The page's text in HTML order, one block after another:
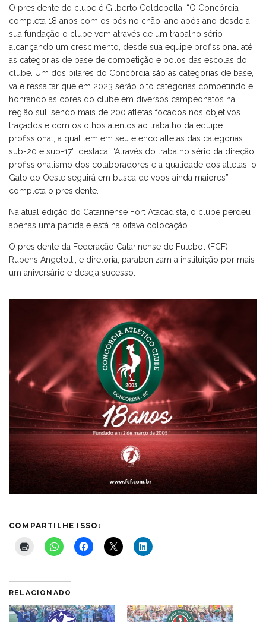
O presidente do clube é Gilberto Coldebella. “O Concórdia
completa 18 anos com os pés no chão, ano após ano desde a
sua fundação o clube vem através de um trabalho sério
alcançando um crescimento, desde sua equipe profissional até
as categorias de base de competição e polos das escolas do
clube. Um dos pilares do Concórdia são as categorias de base,
vale ressaltar que em 2023 serão oito categorias competindo e
honrando as cores do clube em diversos campeonatos na
região sul, sendo mais de 200 atletas focados nos objetivos
traçados e com os olhos atentos ao trabalho da equipe
profissional, a qual tem em seu elenco atletas das categorias
sub-20 e sub-17”, destaca. “Através do trabalho sério da direção,
profissionalismo dos colaboradores e a qualidade dos atletas, o
Galo do Oeste seguirá em busca de voos ainda maiores”,
completa o presidente.
Na atual edição do Catarinense Fort Atacadista, o clube perdeu
apenas uma partida e está na oitava colocação.
O presidente da Federação Catarinense de Futebol (FCF),
Rubens Angelotti, e diretoria, parabenizam a instituição por mais
um aniversário e deseja sucesso.
COMPARTILHE ISSO:
RELACIONADO